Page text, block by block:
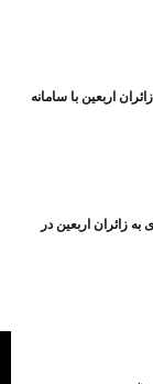
اربعین با سامانه
به زائران اربعین در